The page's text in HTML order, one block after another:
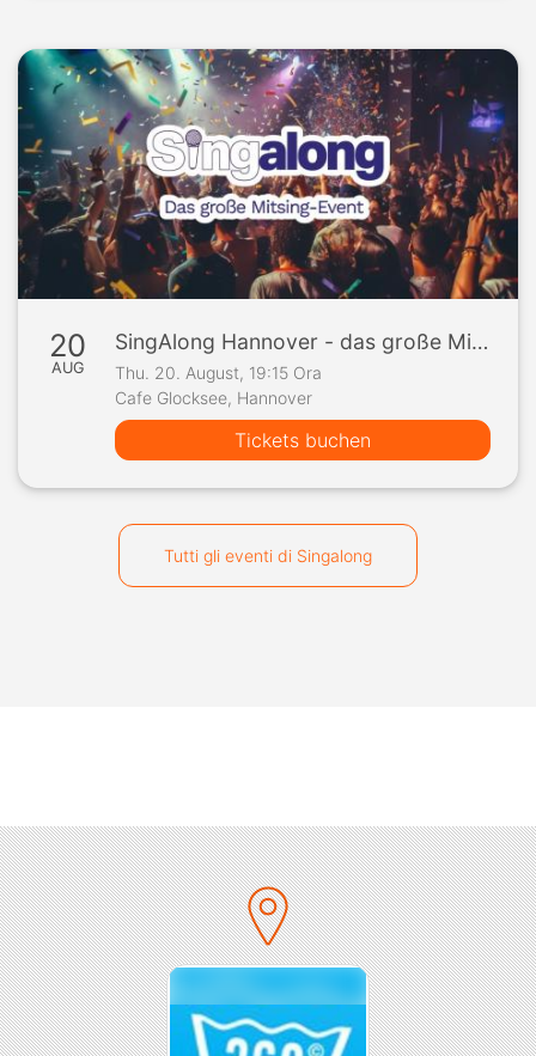
20
AUG
SingAlong Hannover - das große Mitsing-Event
Thu. 20. August, 19:15 Ora
Cafe Glocksee, Hannover
Tickets buchen
Tutti gli eventi di Singalong